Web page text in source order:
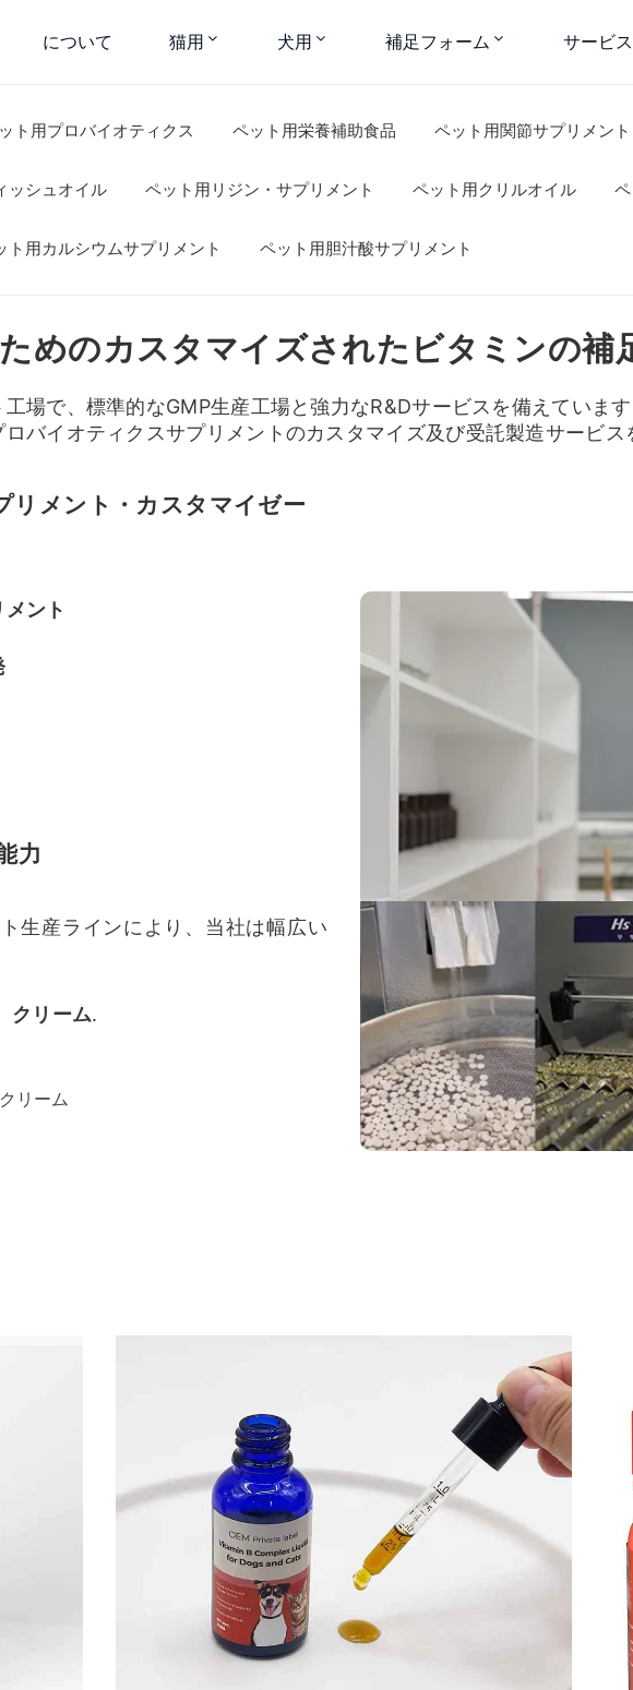
について 猫用 犬用 補足フォーム サービス
ト用プロバイオティクス ペット用栄養補助食品 ペット用関節サプリメント
ッシュオイル ペット用リジン・サプリメント ペット用クリルオイル
ト用カルシウムサプリメント ペット用胆汁酸サプリメント
めのカスタマイズされたビタミンの補
場で、標準的なGMP生産工場と強力なR&Dサービスを備えていま
バイオティクスサプリメントのカスタマイズ及び受託製造サービス
リメント・カスタマイゼー
ント
力
生産ラインにより、当社は幅広い
クリーム.
リーム